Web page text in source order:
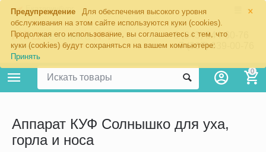
×
Предупреждение
Для обеспечения высокого уровня
обслуживания на этом сайте используются куки (cookies).
Продолжая его использование, вы соглашаетесь с тем, что
куки (cookies) будут сохраняться на вашем компьютере:
Принять
Екатеринбург
8 (343) 344-60-76
+7 (967) 639-00-76
0
Аппарат КУФ Солнышко для уха,
горла и носа